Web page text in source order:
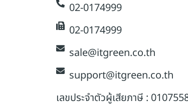
02-0174999
02-0174999
sale@itgreen.co.th
support@itgreen.co.th
เลขประจำตัวผู้เสียภาษี :